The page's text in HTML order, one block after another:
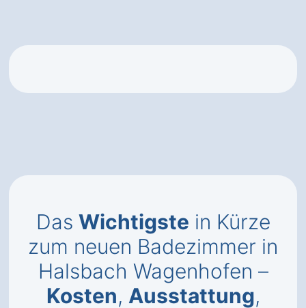
Das Wichtigste in Kürze
zum neuen Badezimmer in
Halsbach Wagenhofen –
Kosten, Ausstattung,